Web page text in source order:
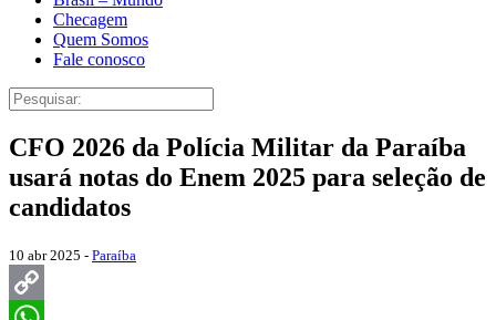
Checagem
Quem Somos
Fale conosco
CFO 2026 da Polícia Militar da Paraíba
usará notas do Enem 2025 para seleção de
candidatos
10 abr 2025 - Paraíba